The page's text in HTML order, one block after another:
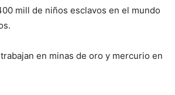
mill de niños esclavos en el mundo
en minas de oro y mercurio en